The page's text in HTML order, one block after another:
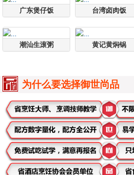
广东煲仔饭 台湾卤肉饭
潮汕生滚粥 黄记黄焖锅
为什么要选择御世尚品